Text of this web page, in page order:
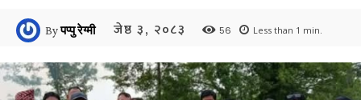
Byपप्पु रेग्मी जेष्ठ ३, २०८३ 56 Less than 1 min.